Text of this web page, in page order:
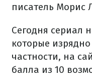
писатель Морис
Сегодня сериал
которые
частности, на
балла из 10